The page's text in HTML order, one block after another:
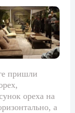
пришли
ореха на
а